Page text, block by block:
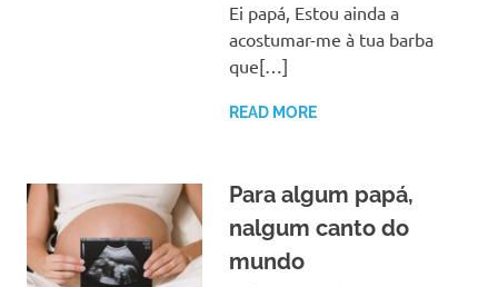
Ei papá, Estou ainda a
acostumar-me à tua barba
que[…]
READ MORE
Para algum papá,
nalgum canto do
mundo